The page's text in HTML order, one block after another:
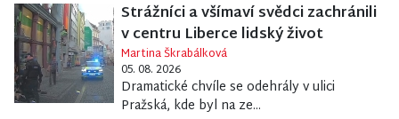
Strážníci a všímaví svědci zachránili
v centru Liberce lidský život
Martina Škrabálková
05. 08. 2026
Dramatické chvíle se odehrály v ulici
Pražská, kde byl na ze...